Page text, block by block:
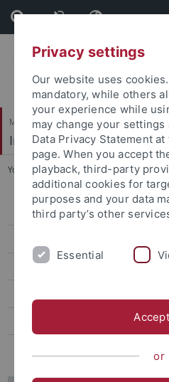
Skip
to
content
Skip
to
footer
Mathematisch-Naturwissenschaftliche
Institut für Evolution und
You are here: Startseite ...
Gruppe
Lehre
Privacy settings
Our website uses
mandatory, while others
your experience while
may change your settings
Data Privacy Statement
page. When you accept
playback, third-party
additional cookies for
purposes and your data
third party’s other
Essential
or